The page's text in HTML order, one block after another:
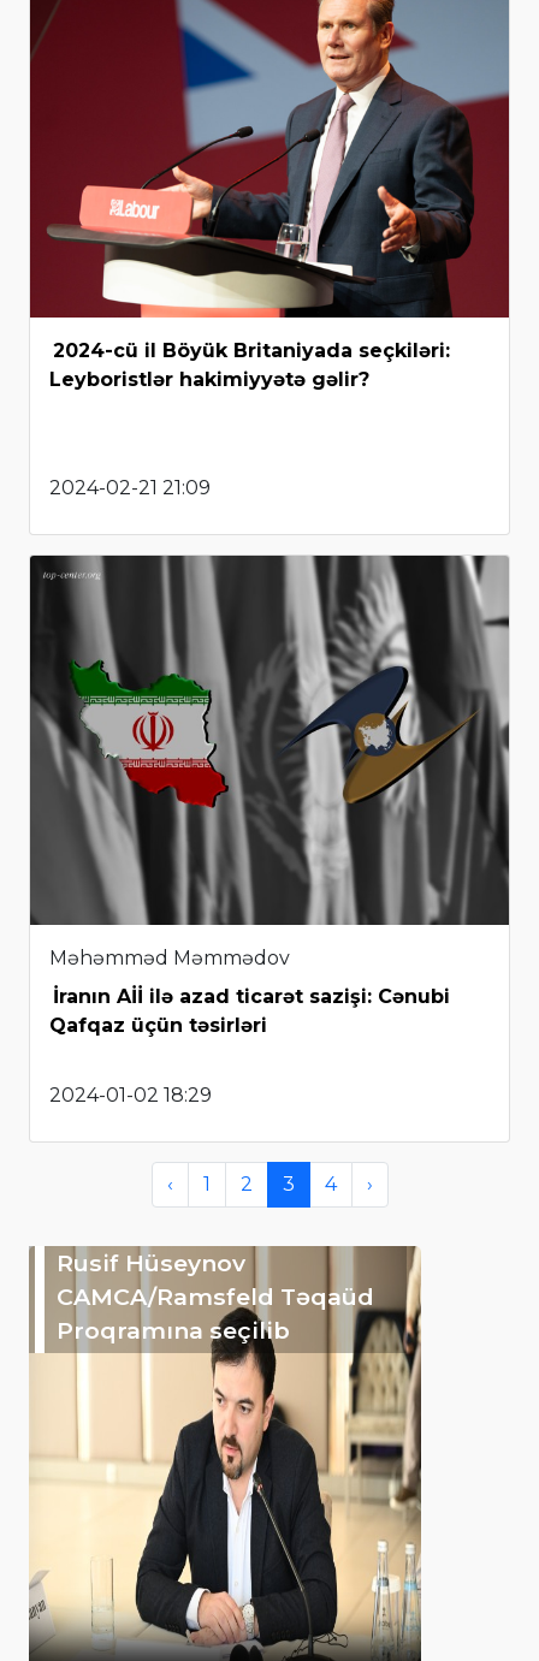
2024-cü il Böyük Britaniyada seçkiləri:
Leyboristlər hakimiyyətə gəlir?
2024-02-21 21:09
Məhəmməd Məmmədov
İranın Aİİ ilə azad ticarət sazişi: Cənubi
Qafqaz üçün təsirləri
2024-01-02 18:29
‹ 1 2 3 4 ›
Rusif Hüseynov
CAMCA/Ramsfeld Təqaüd
Proqramına seçilib